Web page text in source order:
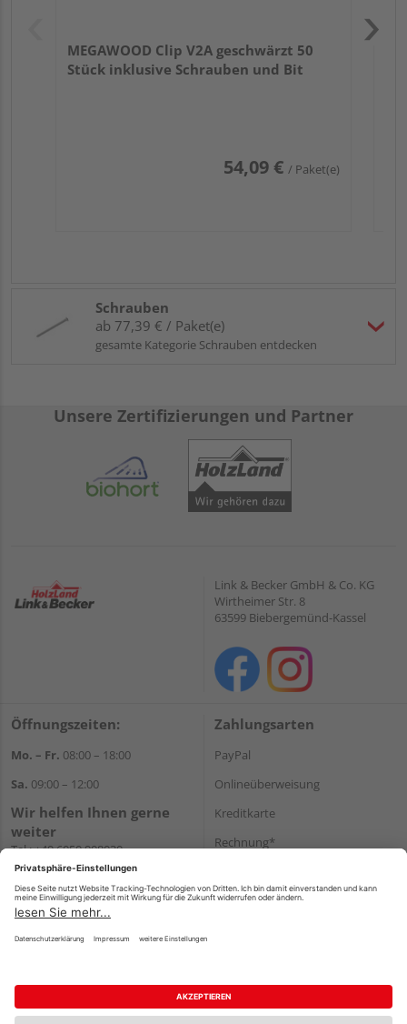
MEGAWOOD Clip V2A geschwärzt 50
Stück inklusive Schrauben und Bit
54,09 € / Paket(e)
Schrauben
ab 77,39 € / Paket(e)
gesamte Kategorie Schrauben entdecken
Unsere Zertifizierungen und Partner
Link & Becker GmbH & Co. KG
Wirtheimer Str. 8
63599 Biebergemünd-Kassel
Öffnungszeiten:
Mo. – Fr. 08:00 – 18:00
Sa. 09:00 – 12:00
Wir helfen Ihnen gerne
weiter
Tel.:+49 6050 908030
E-Mail:shop@holzland-
linkundbecker.de
Zahlungsarten
PayPal
Onlineüberweisung
Kreditkarte
Rechnung*
Versand
Impressum AGB Widerruf
Datenschutz
Reservierungsbedingungen
Vertrag widerrufen